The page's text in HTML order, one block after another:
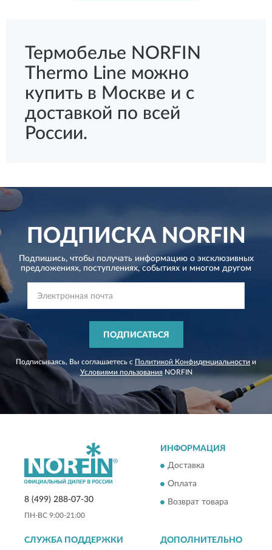
Термобелье NORFIN
Thermo Line можно
купить в Москве и с
доставкой по всей
России.
ПОДПИСКАNORFIN
Подпишись, чтобы получать информацию о эксклюзивных
предложениях, поступлениях, событиях и многом другом
ПОДПИСАТЬСЯ
Подписываясь, Вы соглашаетесь с Политикой Конфиденциальности и
Условиями пользованияNORFIN
8 (499) 288-07-30
ПН-ВС 9:00-21:00
ИНФОРМАЦИЯ
Доставка
Оплата
Возврат товара
СЛУЖБА ПОДДЕРЖКИ ДОПОЛНИТЕЛЬНО